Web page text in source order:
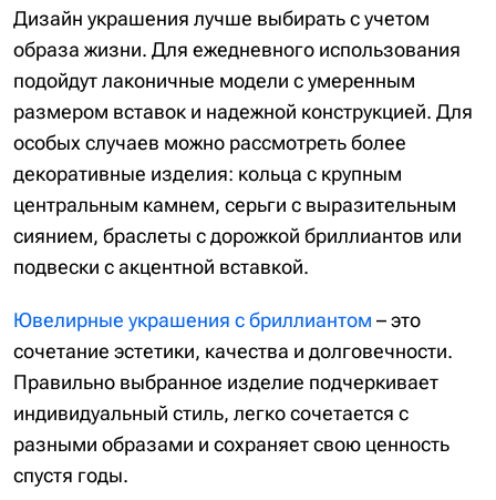
Дизайн украшения лучше выбирать с учетом
образа жизни. Для ежедневного использования
подойдут лаконичные модели с умеренным
размером вставок и надежной конструкцией. Для
особых случаев можно рассмотреть более
декоративные изделия: кольца с крупным
центральным камнем, серьги с выразительным
сиянием, браслеты с дорожкой бриллиантов или
подвески с акцентной вставкой.
Ювелирные украшения с бриллиантом – это
сочетание эстетики, качества и долговечности.
Правильно выбранное изделие подчеркивает
индивидуальный стиль, легко сочетается с
разными образами и сохраняет свою ценность
спустя годы.